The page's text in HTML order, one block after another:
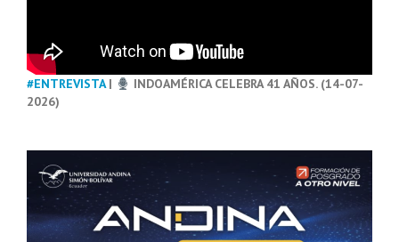
#ENTREVISTA|
INDOAMÉRICA CELEBRA 41 AÑOS. (14-07-
2026)